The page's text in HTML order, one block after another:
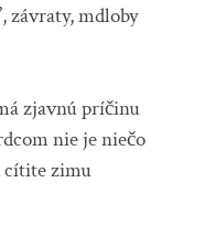
závraty, mdloby
zjavnú príčinu
nie je niečo
cítite zimu